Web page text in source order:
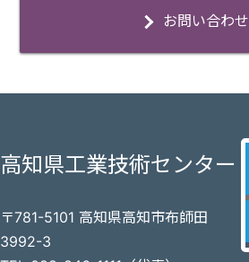
お問い合わせ
高知県工業技術センター
〒781-5101 高知県高知市布師田
3992-3